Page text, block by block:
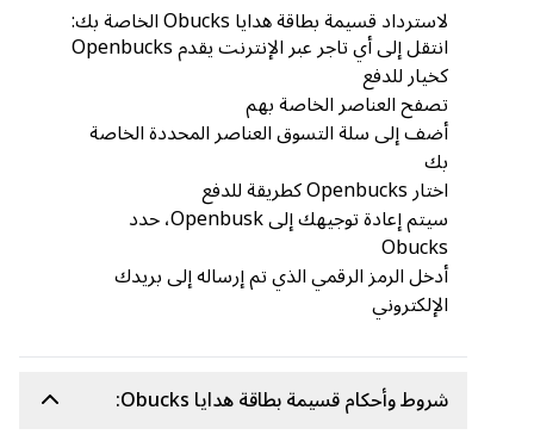
لاسترداد قسيمة بطاقة هدايا Obucks الخاصة بك:
انتقل إلى أي تاجر عبر الإنترنت يقدم Openbucks
كخيار للدفع
تصفح العناصر الخاصة بهم
أضف إلى سلة التسوق العناصر المحددة الخاصة
سيتم إعادة توجيهك إلى Openbusk، حدد
Obucks
أدخل الرمز الرقمي الذي تم إرساله إلى بريدك
الإلكتروني
شروط وأحكام قسيمة بطاقة هدايا Obucks: